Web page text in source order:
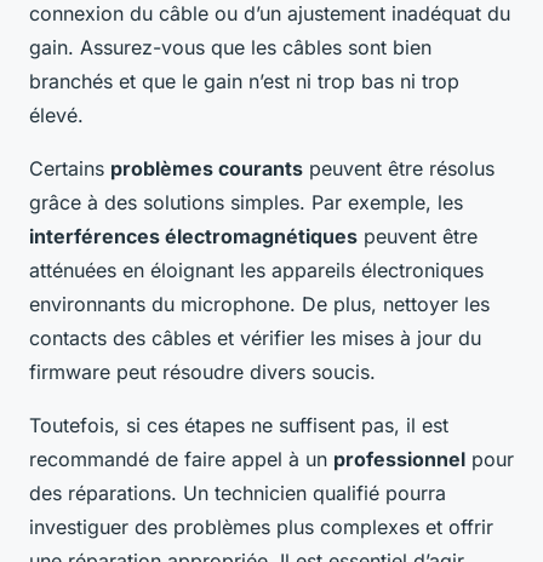
connexion du câble ou d’un ajustement inadéquat du
gain. Assurez-vous que les câbles sont bien
branchés et que le gain n’est ni trop bas ni trop
élevé.
Certains problèmes courants peuvent être résolus
grâce à des solutions simples. Par exemple, les
interférences électromagnétiques peuvent être
atténuées en éloignant les appareils électroniques
environnants du microphone. De plus, nettoyer les
contacts des câbles et vérifier les mises à jour du
firmware peut résoudre divers soucis.
Toutefois, si ces étapes ne suffisent pas, il est
recommandé de faire appel à un professionnel pour
des réparations. Un technicien qualifié pourra
investiguer des problèmes plus complexes et offrir